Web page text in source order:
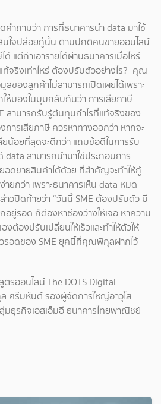
คำถามว่า การที่ธนาคารนำ data มาใช้
ใจปล่อยกู้นั้น ตามปกติคนขายออนไลน์
แต่ถ้าเอารายได้ผ่านธนาคารเมื่อไหร่
ท้จริงเท่าไหร่ ต้องปรับตัวอย่างไร? คุณ
องลูกค้าไม่สามารถเปิดเผยได้เพราะ
ห้มองในมุมกลับกันว่า การเสียภาษี
สามารถรับรู้ต้นทุนกำไรที่แท้จริงของ
การเสียภาษี ควรหาทางออกว่า หากจะ
ยน้อยที่สุดจะดีกว่า แถมข้อดีในการรับ
data สามารถนำมาใช้ประกอบการ
ดขายสินค้าได้ด้วย ที่สำคัญจะทำให้กู้
ยกว่า เพราะธนาคารเห็น data หมด
วปิดท้ายว่า “วันนี้ SME ต้องปรับตัว มี
อยู่รอด ก็ต้องหาช่องว่างให้เจอ หาความ
ต้องปรับเปลี่ยนให้เร็วและทำให้ตัวให้
วรอดของ SME ยุคนี้ที่คุณพิกุลฝากไว้
รออนไลน์ The DOTS Digital
ศรีมหันต์รองผู้จัดการใหญ่อาวุโส
มธุรกิจเอสเอ็มอี ธนาคารไทยพาณิชย์